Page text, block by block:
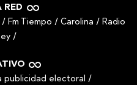
RED
/ Fm Tiempo / Carolina / Radio
/
publicidad electoral /